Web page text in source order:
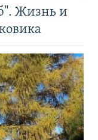
Жизнь и